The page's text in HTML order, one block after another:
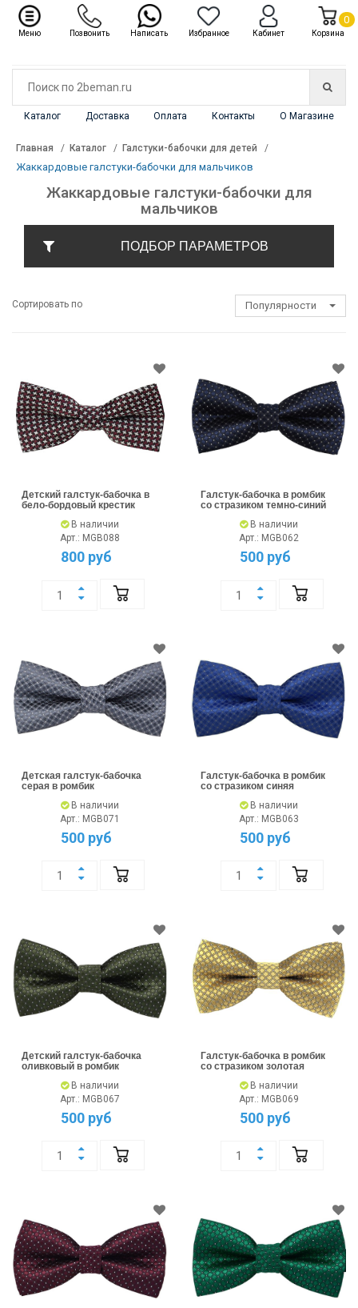
Каталог Доставка Оплата Контакты О Магазине
Каталог ✖
Главная Каталог Галстуки-бабочки для детей
Жаккардовые галстуки-бабочки для мальчиков
Жаккардовые галстуки-бабочки для
мальчиков
ПОДБОР ПАРАМЕТРОВ
Сортировать по Популярности
Детский галстук-бабочка в
бело-бордовый крестик
В наличии
Арт.: MGB088
800 руб
Галстук-бабочка в ромбик
со стразиком темно-синий
В наличии
Арт.: MGB062
500 руб
Детская галстук-бабочка
серая в ромбик
В наличии
Арт.: MGB071
500 руб
Галстук-бабочка в ромбик
со стразиком синяя
В наличии
Арт.: MGB063
500 руб
Детский галстук-бабочка
оливковый в ромбик
В наличии
Арт.: MGB067
500 руб
Галстук-бабочка в ромбик
со стразиком золотая
В наличии
Арт.: MGB069
500 руб
Меню Позвонить Написать Избранное Кабинет Корзина
0